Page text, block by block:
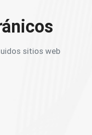
sitios web